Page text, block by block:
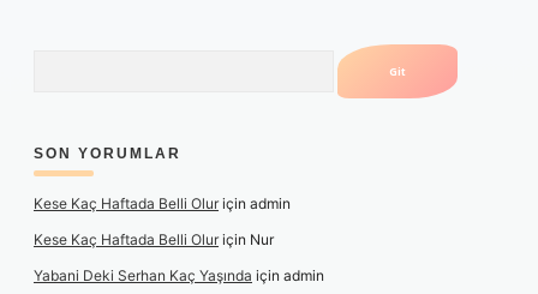
SON YORUMLAR
Kese Kaç Haftada Belli Oluriçin admin
Kese Kaç Haftada Belli Oluriçin Nur
Yabani Deki Serhan Kaç Yaşında için admin